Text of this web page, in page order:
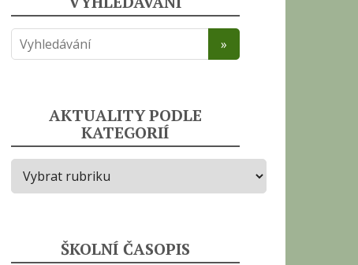
AKTUALITY PODLE
KATEGORIÍ
Aktuality
podle
ŠKOLNÍ ČASOPIS